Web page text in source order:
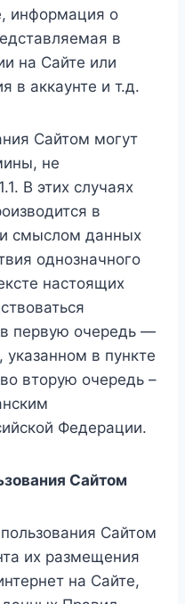
информация о
в
на Сайте или
в аккаунте и т.д.
Сайтом могут
не
В этих случаях
в
и смыслом данных
однозначного
настоящих
первую очередь —
в пункте
вторую очередь –
Федерации.
Сайтом
Сайтом
их размещения
на Сайте,